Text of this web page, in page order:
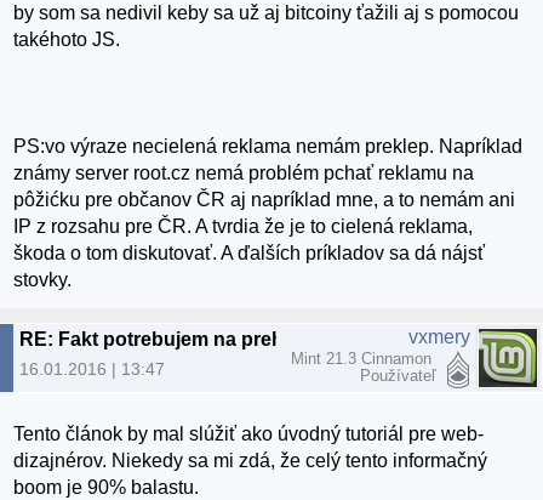
by som sa nedivil keby sa už aj bitcoiny ťažili aj s pomocou
takéhoto JS.
PS:vo výraze necielená reklama nemám preklep. Napríklad
známy server root.cz nemá problém pchať reklamu na
pôžićku pre občanov ČR aj napríklad mne, a to nemám ani
IP z rozsahu pre ČR. A tvrdia že je to cielená reklama,
škoda o tom diskutovať. A ďalších príkladov sa dá nájsť
stovky.
16.01.2016 | 13:47
vxmery
Mint 21.3 Cinnamon
Používateľ
Tento článok by mal slúžiť ako úvodný tutoriál pre web-
dizajnérov. Niekedy sa mi zdá, že celý tento informačný
boom je 90% balastu.